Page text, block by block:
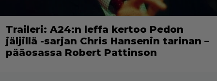
Traileri: A24:n leffa kertoo Pedon
jäljillä -sarjan Chris Hansenin tarinan –
pääosassa Robert Pattinson